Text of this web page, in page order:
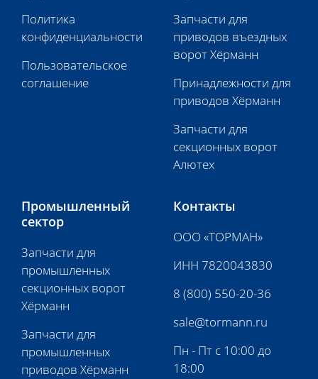
Политика
конфиденциальности
Пользовательское
соглашение
Запчасти для
приводов въездных
ворот Хёрманн
Принадлежности для
приводов Хёрманн
Запчасти для
секционных ворот
Алютех
Промышленный
сектор
Запчасти для
промышленных
секционных ворот
Хёрманн
Запчасти для
промышленных
приводов Хёрманн
Контакты
ООО «ТОРМАН»
ИНН 7820043830
8 (800) 550-20-36
sale@tormann.ru
Пн - Пт с 10:00 до
18:00